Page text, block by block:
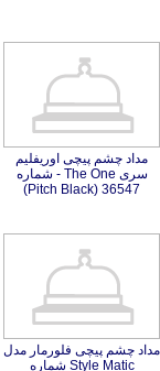
مداد چشم پیچی اوریفلیم
سری The One - شماره
36547 (Pitch Black)
مداد چشم پیچی فلورمار مدل
Style Matic شماره